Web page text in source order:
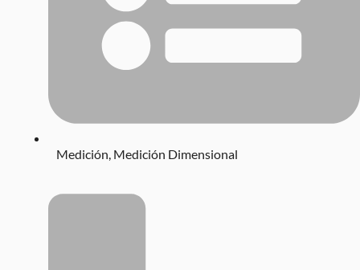
Medición Medición Dimensional